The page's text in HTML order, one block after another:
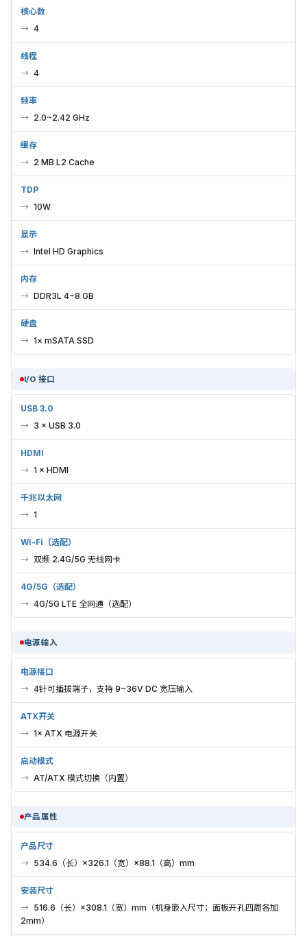
核心数
4
线程
4
频率
2.0~2.42 GHz
缓存
2 MB L2 Cache
TDP
10W
显示
Intel HD Graphics
内存
DDR3L 4~8 GB
硬盘
1× mSATA SSD
I/O 接口
USB 3.0
3 × USB 3.0
HDMI
1 × HDMI
千兆以太网
1
Wi-Fi（选配）
双频 2.4G/5G 无线网卡
4G/5G（选配）
4G/5G LTE 全网通（选配）
电源输入
电源接口
4针可插拔端子，支持 9~36V DC 宽压输入
ATX开关
1× ATX 电源开关
启动模式
AT/ATX 模式切换（内置）
产品属性
产品尺寸
534.6（长）×326.1（宽）×88.1（高）mm
安装尺寸
516.6（长）×308.1（宽）mm（机身嵌入尺寸；面板开孔四周各加
2mm）